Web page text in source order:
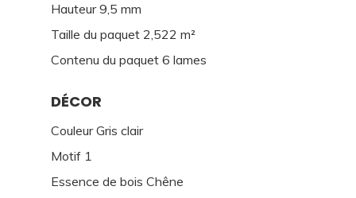
Hauteur 9,5 mm
Taille du paquet 2,522 m²
Contenu du paquet 6 lames
DÉCOR
Couleur Gris clair
Motif 1
Essence de bois Chêne